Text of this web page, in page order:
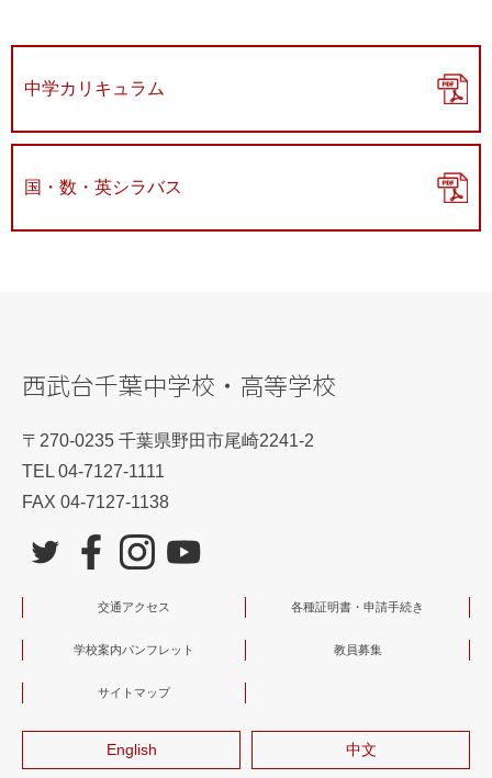
中学カリキュラム
国・数・英シラバス
西武台千葉中学校・高等学校
〒270-0235 千葉県野田市尾崎2241-2
TEL 04-7127-1111
FAX 04-7127-1138
交通アクセス 各種証明書・申請手続き
学校案内パンフレット 教員募集
サイトマップ
English 中文